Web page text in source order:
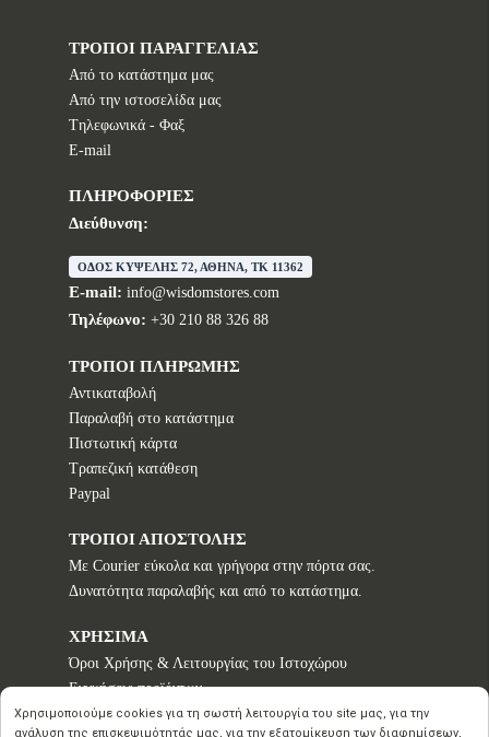
ΤΡΟΠΟΙ ΠΑΡΑΓΓΕΛΙΑΣ
Από το κατάστημα μας
Από την ιστοσελίδα μας
Tηλεφωνικά - Φαξ
E-mail
ΠΛΗΡΟΦΟΡΙΕΣ
Διεύθυνση:
ΟΔΟΣ ΚΥΨΕΛΗΣ 72, ΑΘΗΝΑ, TK 11362
E-mail: info@wisdomstores.com
Τηλέφωνο: +30 210 88 326 88
ΤΡΟΠΟΙ ΠΛΗΡΩΜΗΣ
Αντικαταβολή
Παραλαβή στο κατάστημα
Πιστωτική κάρτα
Τραπεζική κατάθεση
Paypal
ΤΡΟΠΟΙ ΑΠΟΣΤΟΛΗΣ
Με Courier εύκολα και γρήγορα στην πόρτα σας.
Δυνατότητα παραλαβής και από το κατάστημα.
ΧΡΗΣΙΜΑ
Όροι Χρήσης & Λειτουργίας του Ιστοχώρου
Εγγυήσεις προϊόντων
Τρόποι παραγγελίας
Χρησιμοποιούμε cookies για τη σωστή λειτουργία του site μας, για την
ανάλυση της επισκεψιμότητάς μας, για την εξατομίκευση των διαφημίσεων,